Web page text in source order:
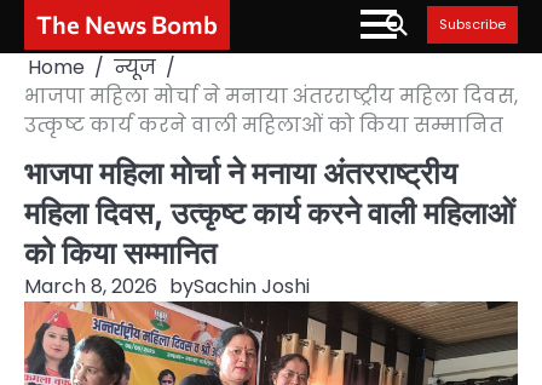
Skip
content
The News Bomb Subscribe
Home
न्यूज
भाजपा महिला मोर्चा ने मनाया अंतरराष्ट्रीय महिला दिवस,
उत्कृष्ट कार्य करने वाली महिलाओं को किया सम्मानित
भाजपा महिला मोर्चा ने मनाया अंतरराष्ट्रीय
महिला दिवस, उत्कृष्ट कार्य करने वाली महिलाओं
को किया सम्मानित
March 8, 2026 bySachin Joshi